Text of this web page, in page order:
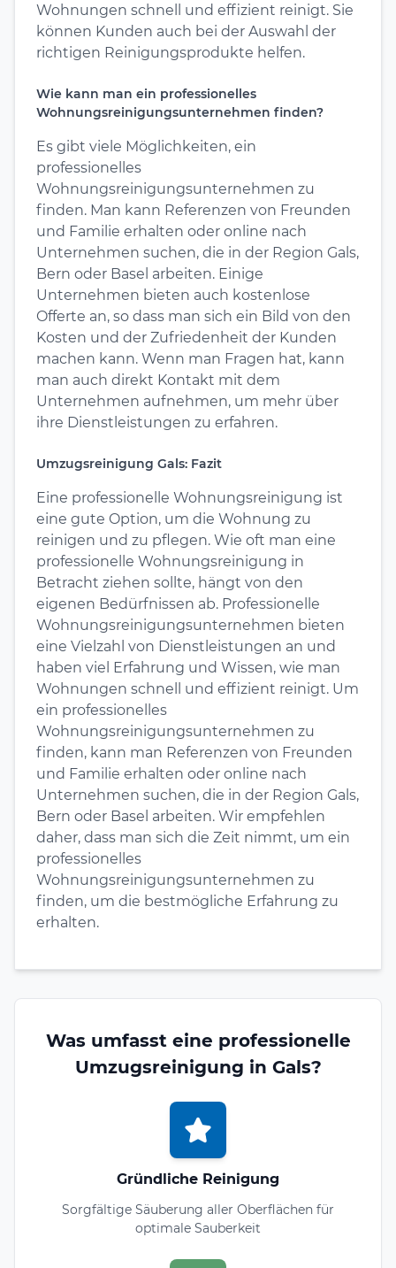
Wohnungen schnell und effizient reinigt. Sie
können Kunden auch bei der Auswahl der
richtigen Reinigungsprodukte helfen.
Wie kann man ein professionelles
Wohnungsreinigungsunternehmen finden?
Es gibt viele Möglichkeiten, ein
professionelles
Wohnungsreinigungsunternehmen zu
finden. Man kann Referenzen von Freunden
und Familie erhalten oder online nach
Unternehmen suchen, die in der Region Gals,
Bern oder Basel arbeiten. Einige
Unternehmen bieten auch kostenlose
Offerte an, so dass man sich ein Bild von den
Kosten und der Zufriedenheit der Kunden
machen kann. Wenn man Fragen hat, kann
man auch direkt Kontakt mit dem
Unternehmen aufnehmen, um mehr über
ihre Dienstleistungen zu erfahren.
Umzugsreinigung Gals: Fazit
Eine professionelle Wohnungsreinigung ist
eine gute Option, um die Wohnung zu
reinigen und zu pflegen. Wie oft man eine
professionelle Wohnungsreinigung in
Betracht ziehen sollte, hängt von den
eigenen Bedürfnissen ab. Professionelle
Wohnungsreinigungsunternehmen bieten
eine Vielzahl von Dienstleistungen an und
haben viel Erfahrung und Wissen, wie man
Wohnungen schnell und effizient reinigt. Um
ein professionelles
Wohnungsreinigungsunternehmen zu
finden, kann man Referenzen von Freunden
und Familie erhalten oder online nach
Unternehmen suchen, die in der Region Gals,
Bern oder Basel arbeiten. Wir empfehlen
daher, dass man sich die Zeit nimmt, um ein
professionelles
Wohnungsreinigungsunternehmen zu
finden, um die bestmögliche Erfahrung zu
erhalten.
Was umfasst eine professionelle
Umzugsreinigung in Gals?
Gründliche Reinigung
Sorgfältige Säuberung aller Oberflächen für
optimale Sauberkeit